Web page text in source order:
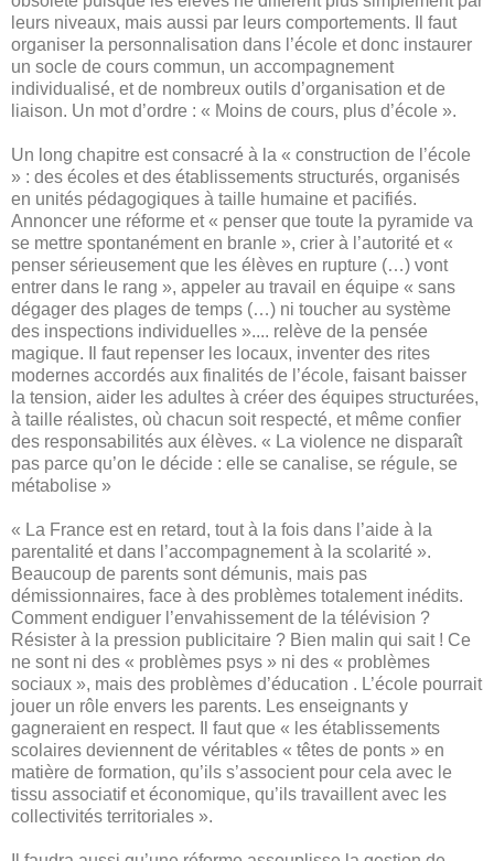
leurs niveaux, mais aussi par leurs comportements. Il faut
organiser la personnalisation dans l’école et donc instaurer
un socle de cours commun, un accompagnement
individualisé, et de nombreux outils d’organisation et de
liaison. Un mot d’ordre : « Moins de cours, plus d’école ».
Un long chapitre est consacré à la « construction de l’école
» : des écoles et des établissements structurés, organisés
en unités pédagogiques à taille humaine et pacifiés.
Annoncer une réforme et « penser que toute la pyramide va
se mettre spontanément en branle », crier à l’autorité et «
penser sérieusement que les élèves en rupture (…) vont
entrer dans le rang », appeler au travail en équipe « sans
dégager des plages de temps (…) ni toucher au système
des inspections individuelles ».... relève de la pensée
magique. Il faut repenser les locaux, inventer des rites
modernes accordés aux finalités de l’école, faisant baisser
la tension, aider les adultes à créer des équipes structurées,
à taille réalistes, où chacun soit respecté, et même confier
des responsabilités aux élèves. « La violence ne disparaît
pas parce qu’on le décide : elle se canalise, se régule, se
métabolise »
« La France est en retard, tout à la fois dans l’aide à la
parentalité et dans l’accompagnement à la scolarité ».
Beaucoup de parents sont démunis, mais pas
démissionnaires, face à des problèmes totalement inédits.
Comment endiguer l’envahissement de la télévision ?
Résister à la pression publicitaire ? Bien malin qui sait ! Ce
ne sont ni des « problèmes psys » ni des « problèmes
sociaux », mais des problèmes d’éducation . L’école pourrait
jouer un rôle envers les parents. Les enseignants y
gagneraient en respect. Il faut que « les établissements
scolaires deviennent de véritables « têtes de ponts » en
matière de formation, qu’ils s’associent pour cela avec le
tissu associatif et économique, qu’ils travaillent avec les
collectivités territoriales ».